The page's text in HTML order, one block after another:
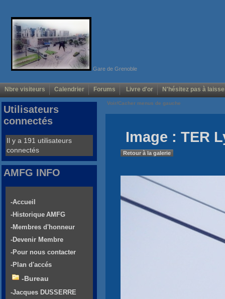
Gare de Grenoble
Nbre visiteurs Calendrier Forums Livre d'or N'hésitez pas à
Voir/Cacher menus de gauche
Image : TER
Retour à la galerie
Utilisateurs
connectés
Il y a 191 utilisateurs
connectés
AMFG INFO
-Accueil
-Historique AMFG
-Membres d'honneur
-Devenir Membre
-Pour nous contacter
-Plan d'accés
-Bureau
-Jacques DUSSERRE